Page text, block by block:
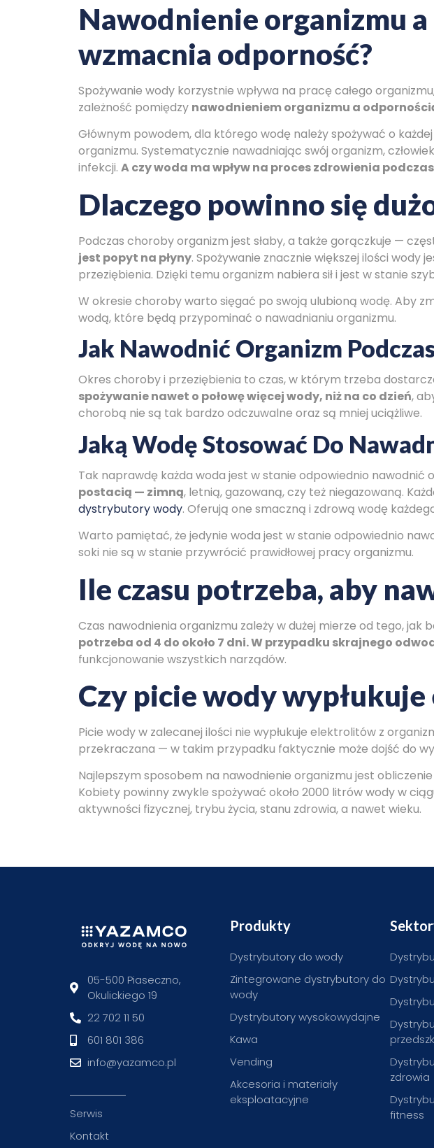
Nawodnienie organizmu
wzmacnia odporność?
Spożywanie wody korzystnie wpływa na pracę całego
zależność pomiędzy nawodnieniem organizmu a
Głównym powodem, dla którego wodę należy spożywać o
organizmu. Systematycznie nawadniając swój organizm,
infekcji. A czy woda ma wpływ na proces zdrowienia
Dlaczego powinno się
Podczas choroby organizm jest słaby, a także gorączkuje —
jest popyt na płyny. Spożywanie znacznie większej ilości wody
przeziębienia. Dzięki temu organizm nabiera sił i jest w stanie
W okresie choroby warto sięgać po swoją ulubioną wodę. Aby
wodą, które będą przypominać o nawadnianiu organizmu.
Jak Nawodnić Organizm
Okres choroby i przeziębienia to czas, w którym trzeba
spożywanie nawet o połowę więcej wody, niż na co dzień,
chorobą nie są tak bardzo odczuwalne oraz są mniej uciążliwe.
Jaką Wodę Stosować Do
Tak naprawdę każda woda jest w stanie odpowiednio nawodnić
postacią — zimną, letnią, gazowaną, czy też niegazowaną.
dystrybutory wody. Oferują one smaczną i zdrową wodę
Warto pamiętać, że jedynie woda jest w stanie odpowiednio
soki nie są w stanie przywrócić prawidłowej pracy organizmu.
Ile czasu potrzeba, aby
Czas nawodnienia organizmu zależy w dużej mierze od tego, jak
potrzeba od 4 do około 7 dni. W przypadku skrajnego
funkcjonowanie wszystkich narządów.
Czy picie wody
Picie wody w zalecanej ilości nie wypłukuje elektrolitów z
przekraczana — w takim przypadku faktycznie może dojść do
Najlepszym sposobem na nawodnienie organizmu jest
Kobiety powinny zwykle spożywać około 2000 litrów wody w
aktywności fizycznej, trybu życia, stanu zdrowia, a nawet wieku.
05-500 Piaseczno,
Okulickiego 19
22 702 11 50
601 801 386
info@yazamco.pl
Serwis
Kontakt
Produkty
Dystrybutory do wody
Zintegrowane dystrybutory do
wody
Dystrybutory wysokowydajne
Kawa
Vending
Akcesoria i materiały
eksploatacyjne
zdrowia
fitness